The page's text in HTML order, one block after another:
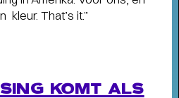
kleur. That’s it.”
KOMT ALS